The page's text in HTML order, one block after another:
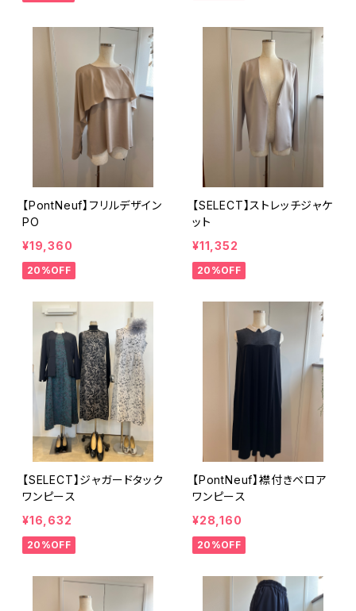
【PontNeuf】フリルデザイン
PO
¥19,360
20%OFF
【SELECT】ストレッチジャケ
ット
¥11,352
20%OFF
【SELECT】ジャガードタック
ワンピース
¥16,632
20%OFF
【PontNeuf】襟付きベロア
ワンピース
¥28,160
20%OFF